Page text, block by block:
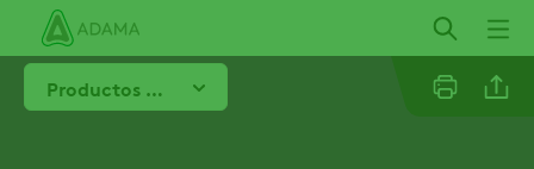
contenido
principalProductos Destacados